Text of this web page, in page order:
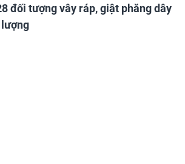
đối tượng vây ráp, giật phăng dây
lượng